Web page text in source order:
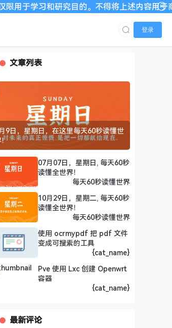
学习和研究目的。不得将上述内容用于商业
登录
文章列表
9日，星期日，在这里每天60秒读懂世
07月07日，星期日, 每天60秒
读懂全世界！
每天60秒读懂世界
10月29日，星期二, 每天60秒
读懂全世界！
每天60秒读懂世界
使用 ocrmypdf 把 pdf 文件
变成可搜索的工具
{cat_name}
Pve 使用 Lxc 创建 Openwrt
容器
{cat_name}
最新评论